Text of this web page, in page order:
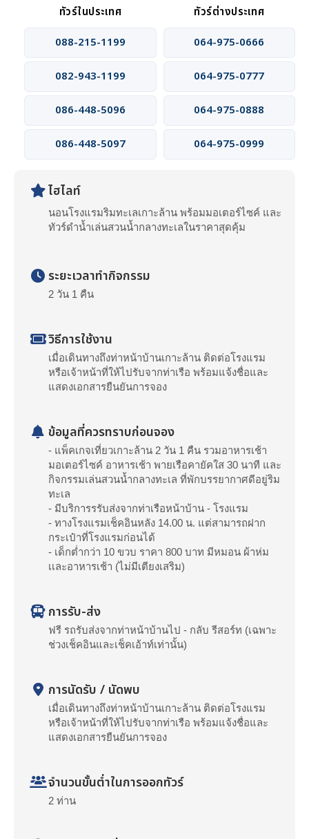
ทัวร์ในประเทศ
ทัวร์ต่างประเทศ
088-215-1199
064-975-0666
082-943-1199 064-975-0777
086-448-5096 064-975-0888
086-448-5097 064-975-0999
ไฮไลท์
นอนโรงแรมริมทะเลเกาะล้าน พร้อมมอเตอร์ไซค์ และ
ทัวร์ดำน้ำเล่นสวนน้ำกลางทะเลในราคาสุดคุ้ม
ระยะเวลาทำกิจกรรม
2 วัน 1 คืน
วิธีการใช้งาน
เมื่อเดินทางถึงท่าหน้าบ้านเกาะล้าน ติดต่อโรงแรม
หรือเจ้าหน้าที่ให้ไปรับจากท่าเรือ พร้อมแจ้งชื่อและ
แสดงเอกสารยืนยันการจอง
ข้อมูลที่ควรทราบก่อนจอง
- แพ็คเกจเที่ยวเกาะล้าน 2 วัน 1 คืน รวมอาหารเช้า
มอเตอร์ไซค์ อาหารเช้า พายเรือคายัคใส 30 นาที และ
กิจกรรมเล่นสวนน้ำกลางทะเล ที่พักบรรยากาศดีอยู่ริม
ทะเล
- มีบริการรรับส่งจากท่าเรือหน้าบ้าน - โรงแรม
- ทางโรงแรมเช็คอินหลัง 14.00 น. แต่สามารถฝาก
กระเป๋าที่โรงแรมก่อนได้
- เด็กต่ำกว่า 10 ขวบ ราคา 800 บาท มีหมอน ผ้าห่ม
เเละอาหารเช้า (ไม่มีเตียงเสริม)
การรับ-ส่ง
ฟรี รถรับส่งจากท่าหน้าบ้านไป - กลับ รีสอร์ท (เฉพาะ
ช่วงเช็คอินและเช็คเอ้าท์เท่านั้น)
การนัดรับ / นัดพบ
เมื่อเดินทางถึงท่าหน้าบ้านเกาะล้าน ติดต่อโรงแรม
หรือเจ้าหน้าที่ให้ไปรับจากท่าเรือ พร้อมแจ้งชื่อและ
แสดงเอกสารยืนยันการจอง
จำนวนขั้นต่ำในการออกทัวร์
2 ท่าน